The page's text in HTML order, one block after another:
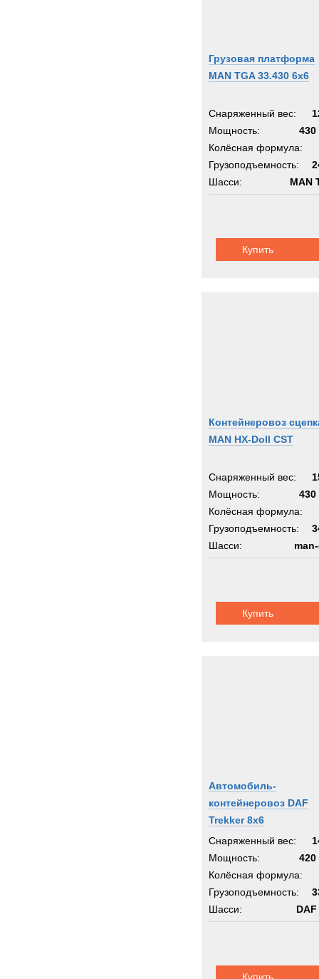
Грузовая платформа
MAN TGA 33.430 6x6
Снаряженный вес:
Мощность:
430
Колёсная формула:
Грузоподъемность:
Шасси:
MAN
Купить
Контейнеровоз
MAN HX-Doll CST
Снаряженный вес:
Мощность:
430
Колёсная формула:
Грузоподъемность:
Шасси:
Купить
Автомобиль-
контейнеровоз DAF
Trekker 8x6
Снаряженный вес:
Мощность:
420
Колёсная формула:
Грузоподъемность:
Шасси: